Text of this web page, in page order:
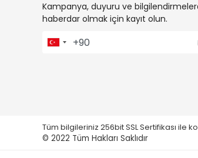
Kampanya, duyuru ve
haberdar olmak için kayıt olun.
Tüm bilgileriniz 256bit SSL Sertifikası ile
© 2022 Tüm Hakları Saklıdır